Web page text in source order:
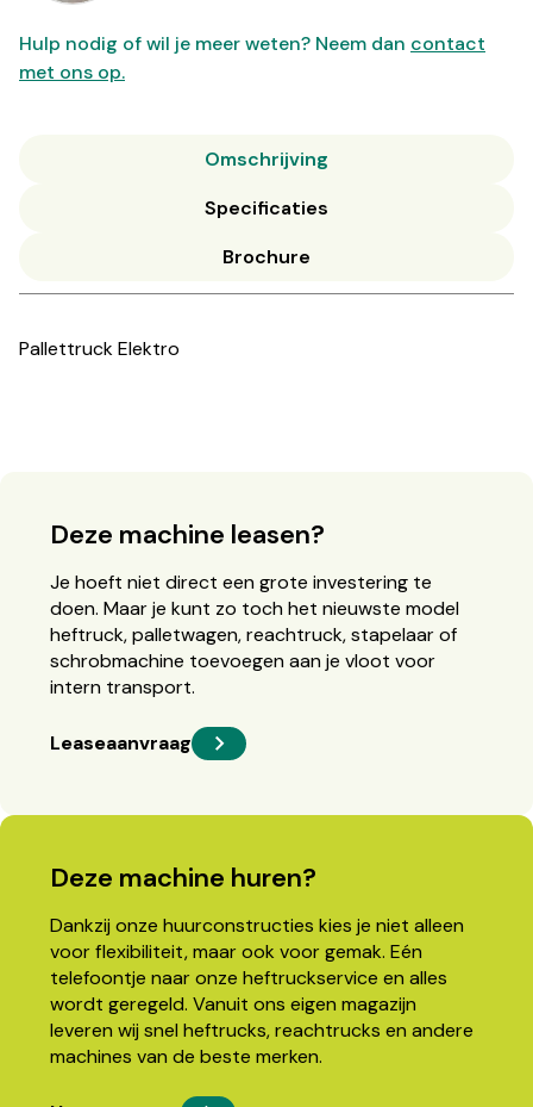
Hulp nodig of wil je meer weten? Neem dan contact
met ons op.
Omschrijving
Specificaties
Brochure
Pallettruck Elektro
Deze machine leasen?
Je hoeft niet direct een grote investering te
doen. Maar je kunt zo toch het nieuwste model
heftruck, palletwagen, reachtruck, stapelaar of
schrobmachine toevoegen aan je vloot voor
intern transport.
Leaseaanvraag
Deze machine huren?
Dankzij onze huurconstructies kies je niet alleen
voor flexibiliteit, maar ook voor gemak. Eén
telefoontje naar onze heftruckservice en alles
wordt geregeld. Vanuit ons eigen magazijn
leveren wij snel heftrucks, reachtrucks en andere
machines van de beste merken.